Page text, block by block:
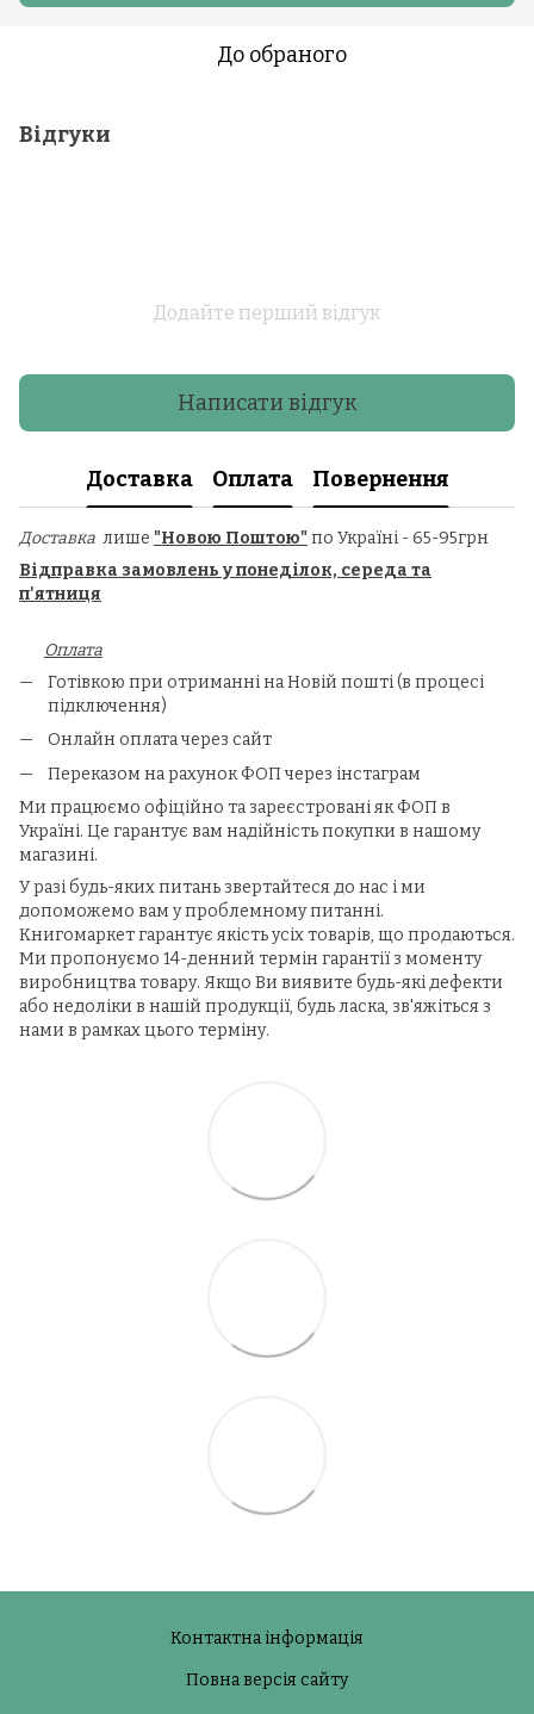
До обраного
Відгуки
Додайте перший відгук
Написати відгук
Доставка Оплата Повернення
Доставка лише "Новою Поштою"по Україні - 65-95грн
Відправка замовлень у понеділок, середа та
п'ятниця
Оплата
Готівкою при отриманні на Новій пошті (в процесі
підключення)
Онлайн оплата через сайт
Переказом на рахунок ФОП через інстаграм
Ми працюємо офіційно та зареєстровані як ФОП в
Україні. Це гарантує вам надійність покупки в нашому
магазині.
У разі будь-яких питань звертайтеся до нас і ми
допоможемо вам у проблемному питанні.
Книгомаркет гарантує якість усіх товарів, що продаються.
Ми пропонуємо 14-денний термін гарантії з моменту
виробництва товару. Якщо Ви виявите будь-які дефекти
або недоліки в нашій продукції, будь ласка, зв'яжіться з
нами в рамках цього терміну.
Контактна інформація
Повна версія сайту